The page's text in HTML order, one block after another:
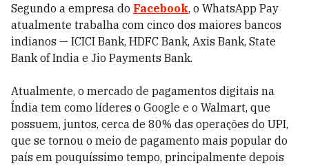
Segundo a empresa do Facebook, o WhatsApp Pay
atualmente trabalha com cinco dos maiores bancos
indianos — ICICI Bank, HDFC Bank, Axis Bank, State
Bank of India e Jio Payments Bank.
Atualmente, o mercado de pagamentos digitais na
Índia tem como líderes o Google e o Walmart, que
possuem, juntos, cerca de 80% das operações do UPI,
que se tornou o meio de pagamento mais popular do
país em pouquíssimo tempo, principalmente depois